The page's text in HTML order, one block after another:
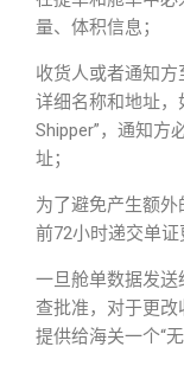
量、体积信息；
收货人或者通知
详细名称和地址，
Shipper”，通知方
址；
为了避免产生额
前72小时递交单证
一旦舱单数据发
查批准，对于更
提供给海关一个“无